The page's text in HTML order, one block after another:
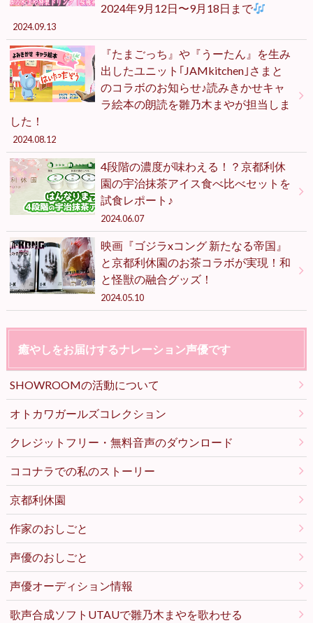
2024年9月12日〜9月18日まで
2024.09.13
『たまごっち』や『うーたん』を生み
出したユニット｢JAMkitchen｣さまと
のコラボのお知らせ♪読みきかせキャ
ラ絵本の朗読を雛乃木まやが担当しま
した！
2024.08.12
4段階の濃度が味わえる！？京都利休
園の宇治抹茶アイス食べ比べセットを
試食レポート♪
2024.06.07
映画『ゴジラxコング 新たなる帝国』
と京都利休園のお茶コラボが実現！和
と怪獣の融合グッズ！
2024.05.10
癒やしをお届けするナレーション声優です
SHOWROOMの活動について
オトカワガールズコレクション
クレジットフリー・無料音声のダウンロード
ココナラでの私のストーリー
京都利休園
作家のおしごと
声優のおしごと
声優オーディション情報
歌声合成ソフトUTAUで雛乃木まやを歌わせる